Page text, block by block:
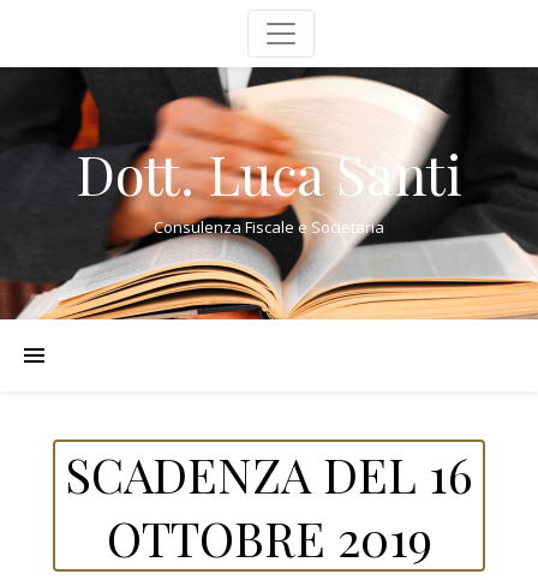
Dott. Luca Santi
Consulenza Fiscale e Societaria
SCADENZA DEL 16
OTTOBRE 2019